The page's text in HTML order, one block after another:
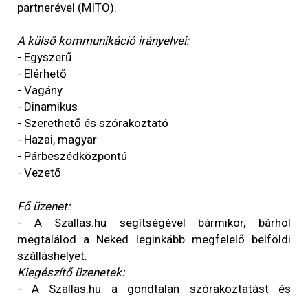
partnerével (MITO).
A külső kommunikáció irányelvei:
- Egyszerű
- Elérhető
- Vagány
- Dinamikus
- Szerethető és szórakoztató
- Hazai, magyar
- Párbeszédközpontú
- Vezető
Fő üzenet:
- A Szallas.hu segítségével bármikor, bárhol
megtalálod a Neked leginkább megfelelő belföldi
szálláshelyet.
Kiegészítő üzenetek:
- A Szallas.hu a gondtalan szórakoztatást és